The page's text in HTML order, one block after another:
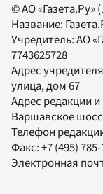
© АО «Газета.Ру»
Название:
Учредитель:АО
7743625728
Адрес
улица, дом 67
Адрес редакции
Варшавское
Телефон
Факс:+7 (495)
Электронная